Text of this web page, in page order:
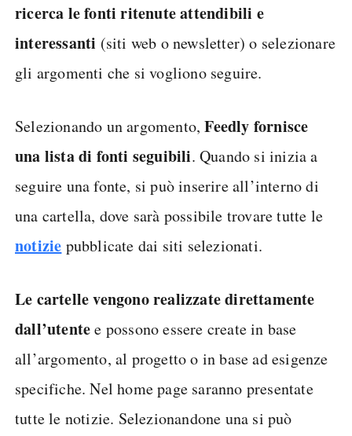
ricerca le fonti ritenute attendibili e
interessanti (siti web o newsletter) o selezionare
gli argomenti che si vogliono seguire.
Selezionando un argomento,Feedly fornisce
una lista di fonti seguibili. Quando si inizia a
seguire una fonte, si può inserire all’interno di
una cartella, dove sarà possibile trovare tutte le
notizie pubblicate dai siti selezionati.
Le cartelle vengono realizzate direttamente
dall’utentee possono essere create in base
all’argomento, al progetto o in base ad esigenze
specifiche. Nel home page saranno presentate
tutte le notizie. Selezionandone una si può